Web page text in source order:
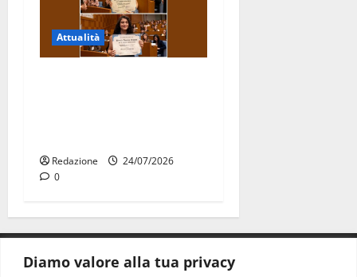
Diamo valore alla tua privacy
Attualità
Redazione
24/07/2026
0